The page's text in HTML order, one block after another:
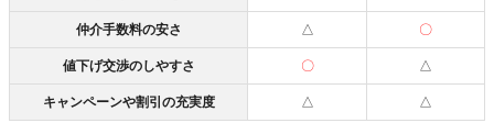
仲介手数料の安さ △ 〇
値下げ交渉のしやすさ 〇 △
キャンペーンや割引の充実度 △ △